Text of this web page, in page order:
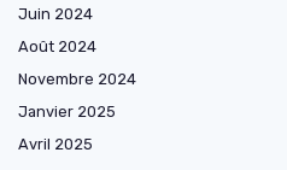
Juin 2024
Août 2024
Novembre 2024
Janvier 2025
Avril 2025